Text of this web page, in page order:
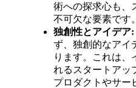
術への探求心も、
不可欠な要素です。
独創性とアイデア:
ず、独創的なアイ
ります。これは、
れるスタートアッ
プロダクトやサー